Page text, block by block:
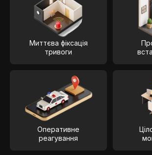
Миттєва фіксація
тривоги
Оперативне
реагування